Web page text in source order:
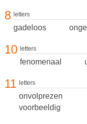
8 letters
gadeloos
10 letters
fenomenaal
11 letters
onvolprezen
voorbeeldig